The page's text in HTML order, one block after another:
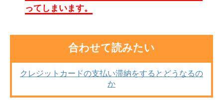
ってしまいます。
合わせて読みたい
クレジットカードの支払い滞納をするとどうなるの
か